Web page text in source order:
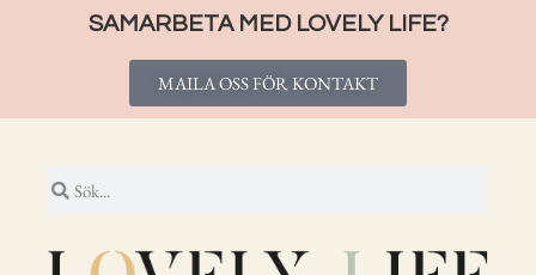
SAMARBETA MED LOVELY LIFE?
MAILA OSS FÖR KONTAKT